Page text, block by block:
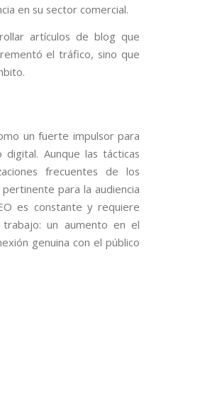
en su sector comercial.
artículos de blog que
el tráfico, sino que
un fuerte impulsor para
Aunque las tácticas
frecuentes de los
para la audiencia
es constante y requiere
un aumento en el
genuina con el público